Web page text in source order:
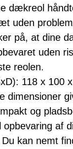
dækreol
uden
på, at dine
uden
reolen.
118 x 100
dimensioner
og
opbevaring af
kan nemt